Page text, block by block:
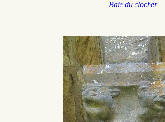
Baie du clocher